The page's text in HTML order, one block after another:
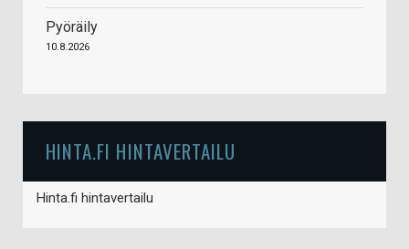
Pyöräily
10.8.2026
HINTA.FI HINTAVERTAILU
Hinta.fi hintavertailu